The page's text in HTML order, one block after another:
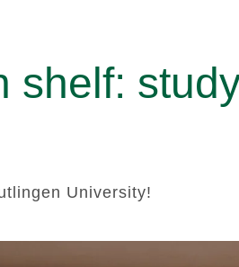
shelf:
University!